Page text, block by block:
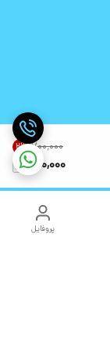
۷۰۰٬۰۰۰ 2%
680,000
پروفایل